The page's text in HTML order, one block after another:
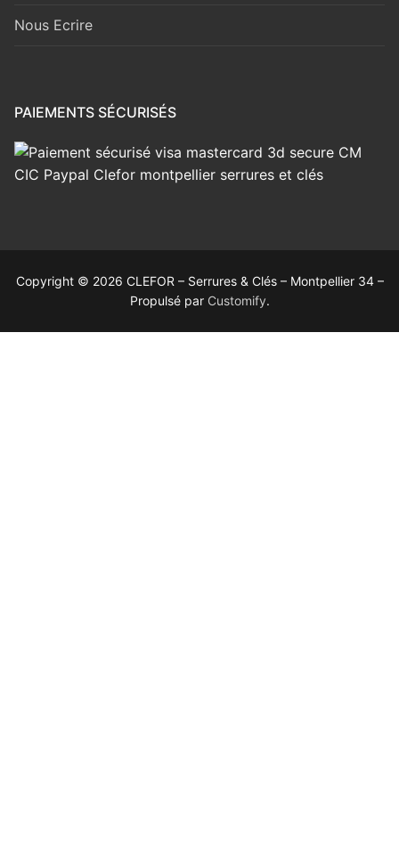
Nous Ecrire
PAIEMENTS SÉCURISÉS
Copyright © 2026 CLEFOR – Serrures & Clés – Montpellier 34 –
Propulsé par Customify.